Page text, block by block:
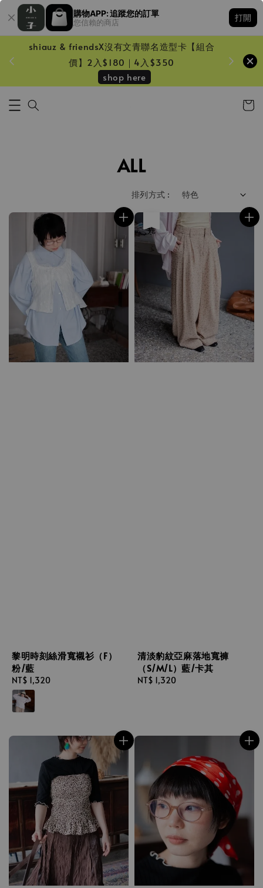
購物APP: 追蹤您的訂單
您信賴的商店
打開
shiauz & friendsX沒有文青聯名造型卡【組合
價】2入$180｜4入$350
shop here
ALL
排列方式 :
黎明時刻絲滑寬襯衫（F）
粉/藍
Regular
price
NT$ 1,320
清淡豹紋亞麻落地寬褲
（S/M/L）藍/卡其
Regular
NT$ 1,320